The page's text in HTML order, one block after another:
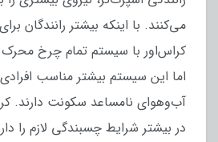
می‌کنند. با اینکه بیشتر رانندگان
کراس‌اور با سیستم تمام چرخ محرک
اما این سیستم بیشتر مناسب
آب‌و‌هوای نامساعد سکونت دارند.
در بیشتر شرایط چسبندگی لازم را